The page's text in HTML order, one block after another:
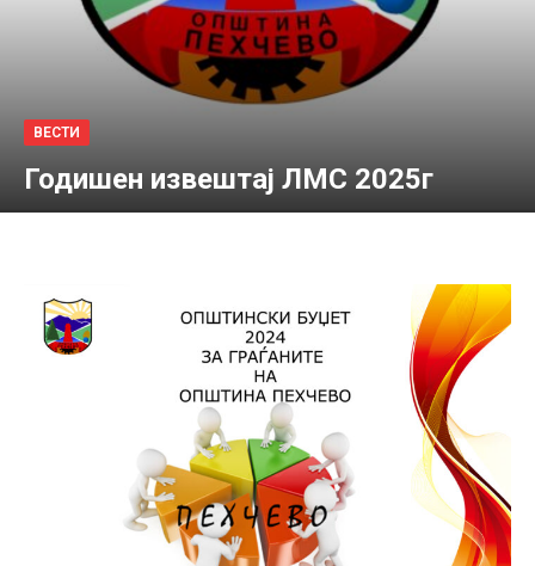
ВЕСТИ
Годишен извештај ЛМС 2025г